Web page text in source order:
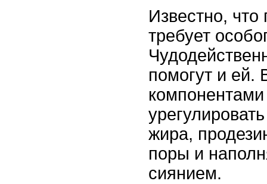
Известно,
требует
помогут и ей.
жира,
поры и
сиянием.